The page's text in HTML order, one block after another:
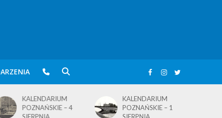
– 4
KALENDARIUM
POZNAŃSKIE – 1
BLusowe święto
wielkopolskim